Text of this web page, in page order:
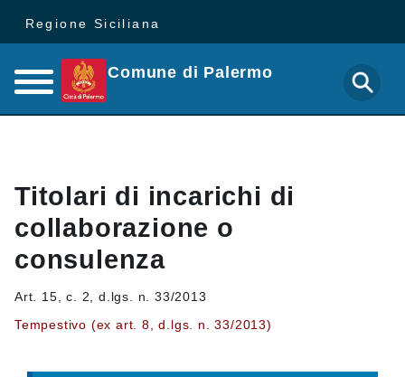
Regione Siciliana
Comune di Palermo
Titolari di incarichi di
collaborazione o
consulenza
Art. 15, c. 2, d.lgs. n. 33/2013
Tempestivo (ex art. 8, d.lgs. n. 33/2013)